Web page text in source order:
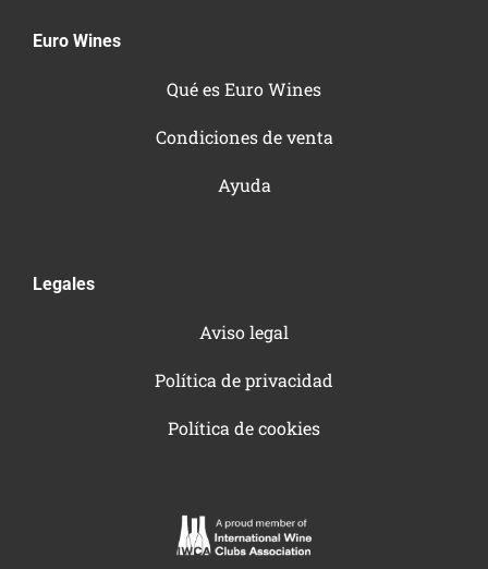
Euro Wines
Qué es Euro Wines
Condiciones de venta
Ayuda
Legales
Aviso legal
Política de privacidad
Política de cookies